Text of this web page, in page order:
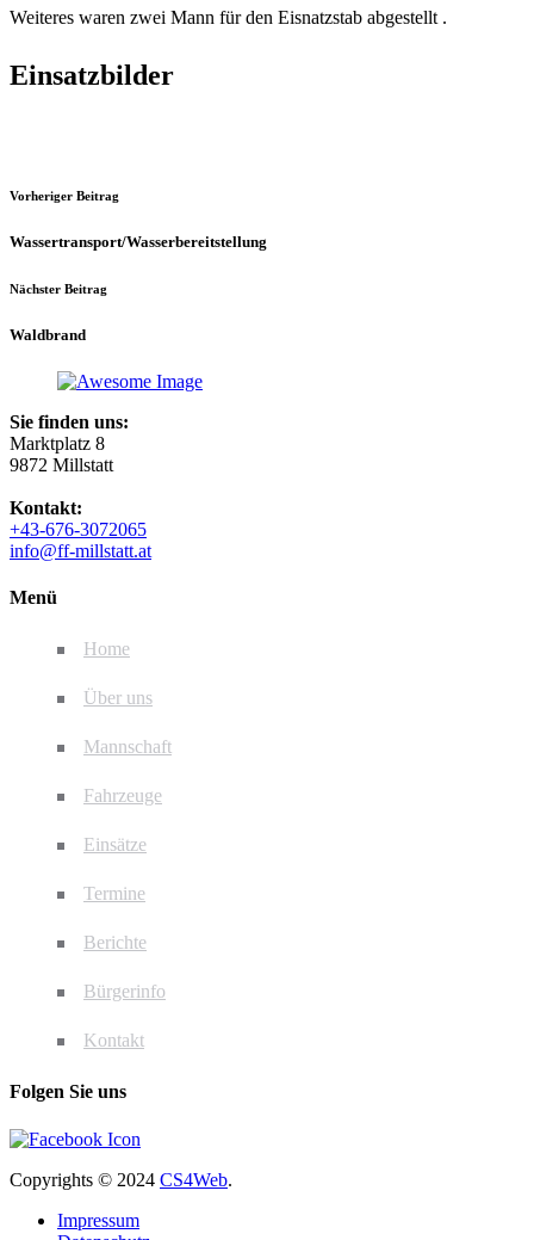
Weiteres waren zwei Mann für den Eisnatzstab abgestellt .
Einsatzbilder
Vorheriger Beitrag
Wassertransport/Wasserbereitstellung
Nächster Beitrag
Waldbrand
Sie finden uns:
Marktplatz 8
9872 Millstatt
Kontakt:
+43-676-3072065
info@ff-millstatt.at
Menü
Home
Über uns
Mannschaft
Fahrzeuge
Einsätze
Termine
Berichte
Bürgerinfo
Kontakt
Folgen Sie uns
Copyrights © 2024 CS4Web.
Impressum